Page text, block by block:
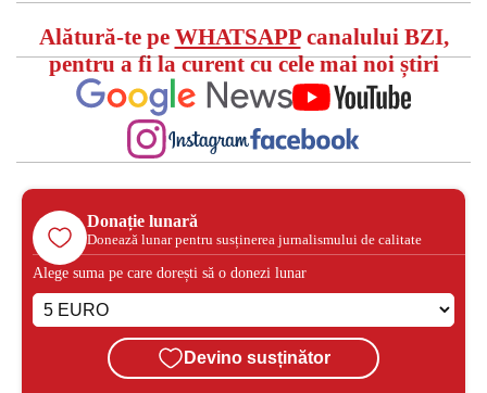
Alătură-te pe WHATSAPPcanalului BZI,
pentru a fi la curent cu cele mai noi știri
Donație lunară
Donează lunar pentru susținerea jurnalismului de calitate
Alege suma pe care dorești să o donezi lunar
Devino susținător